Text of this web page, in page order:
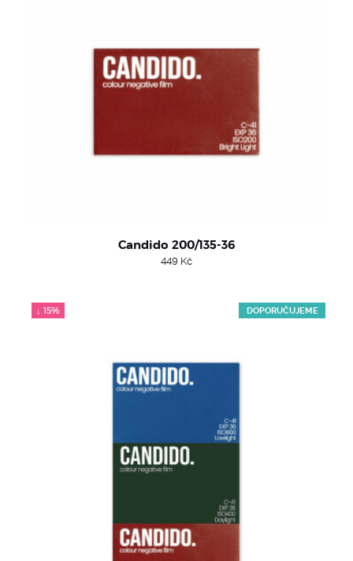
Candido 200/135-36
449 Kč
DOPORUČUJEME
↓ 15%